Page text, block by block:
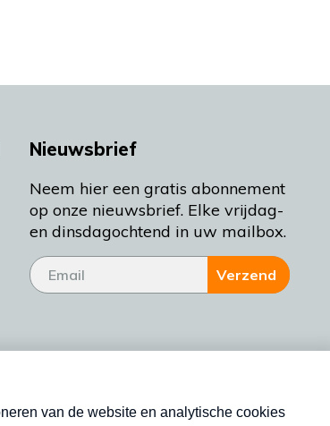
Nieuwsbrief
Neem hier een gratis abonnement
op onze nieuwsbrief. Elke vrijdag-
en dinsdagochtend in uw mailbox.
Verzend